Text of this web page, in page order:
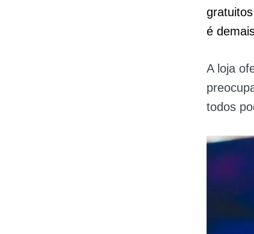
é
A loja
todos